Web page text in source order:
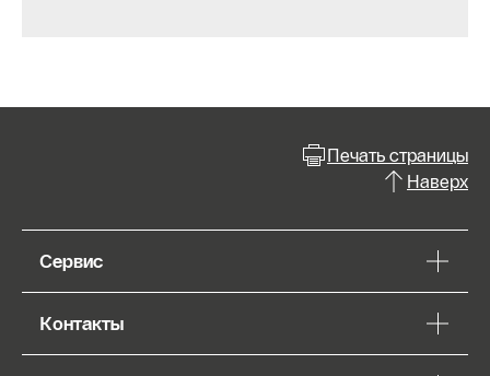
Печать страницы
Наверх
Сервис
Контакты